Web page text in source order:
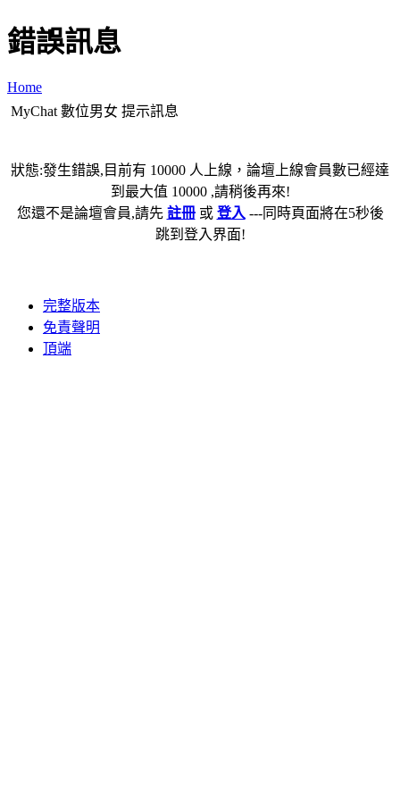
錯誤訊息
Home
MyChat 數位男女 提示訊息
狀態:發生錯誤,目前有 10000 人上線，論壇上線會員數已經達
到最大值 10000 ,請稍後再來!
您還不是論壇會員,請先 註冊或 登入 ---同時頁面將在5秒後
跳到登入界面!
完整版本
免責聲明
頂端